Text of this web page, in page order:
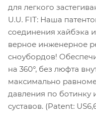
для легкого
U.U. FIT: Наша
соединения хайбэка
верное инженерное
сноубордов!
на 360°, без люфта
максимально
давления по ботинку
суставов. (Patent: